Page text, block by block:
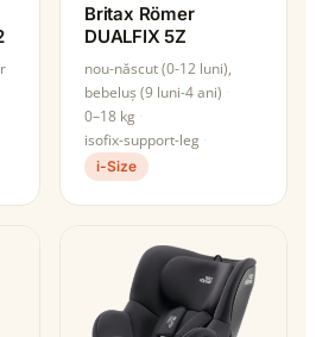
Britax Römer
DUALFIX 5Z
nou-născut (0-12 luni),
bebeluș (9 luni-4 ani)
0–18 kg
isofix-support-leg
i-Size